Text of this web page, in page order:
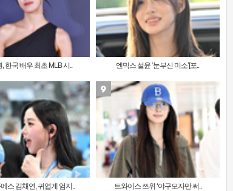
하지원, 한국 배우 최초 MLB 시.. 엔믹스 설윤 ‘눈부신 미소’[포..
스 김채연, 귀엽게 엄지.. 트와이스 쯔위 ‘야구모자만 써..